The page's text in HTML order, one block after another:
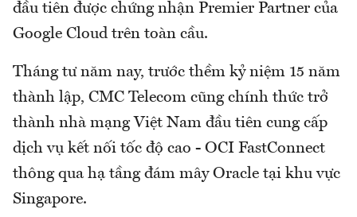
đầu tiên được chứng nhận Premier Partner của
Google Cloud trên toàn cầu.
Tháng tư năm nay, trước thềm kỷ niệm 15 năm
thành lập, CMC Telecom cũng chính thức trở
thành nhà mạng Việt Nam đầu tiên cung cấp
dịch vụ kết nối tốc độ cao - OCI FastConnect
thông qua hạ tầng đám mây Oracle tại khu vực
Singapore.